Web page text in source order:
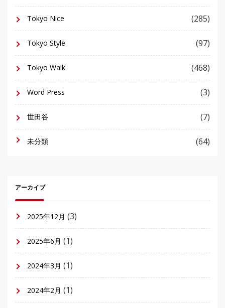
Tokyo Nice (285)
Tokyo Style (97)
Tokyo Walk (468)
Word Press (3)
世田谷 (7)
未分類 (64)
アーカイブ
2025年12月 (3)
2025年6月 (1)
2024年3月 (1)
2024年2月 (1)